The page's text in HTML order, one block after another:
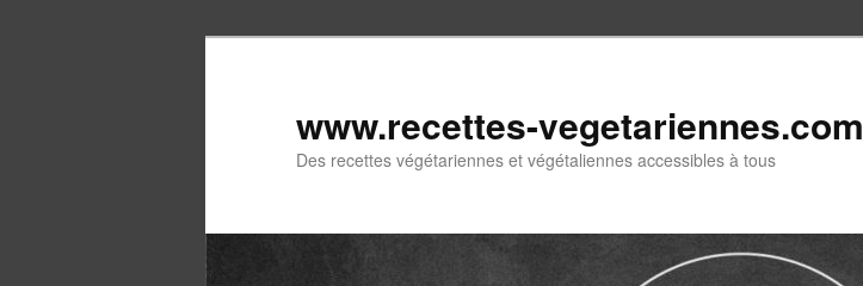
www.recettes-vegetariennes.com
Des recettes végétariennes et végétaliennes accessibles à tous